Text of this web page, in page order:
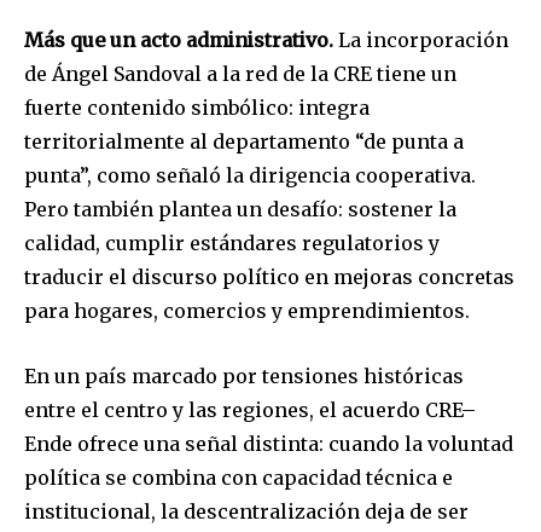
To subscribe, simply enter your email address on our website
or click the subscribe button below. Don't worry, we respect
your privacy and won't spam your inbox. Your information is
safe with us.
SUBSCRIBE
I've read and accept the Privacy Policy.
Más que un acto administrativo. La incorporación
de Ángel Sandoval a la red de la CRE tiene un
fuerte contenido simbólico: integra
territorialmente al departamento “de punta a
punta”, como señaló la dirigencia cooperativa.
Pero también plantea un desafío: sostener la
calidad, cumplir estándares regulatorios y
traducir el discurso político en mejoras concretas
para hogares, comercios y emprendimientos.
En un país marcado por tensiones históricas
entre el centro y las regiones, el acuerdo CRE–
Ende ofrece una señal distinta: cuando la voluntad
política se combina con capacidad técnica e
institucional, la descentralización deja de ser